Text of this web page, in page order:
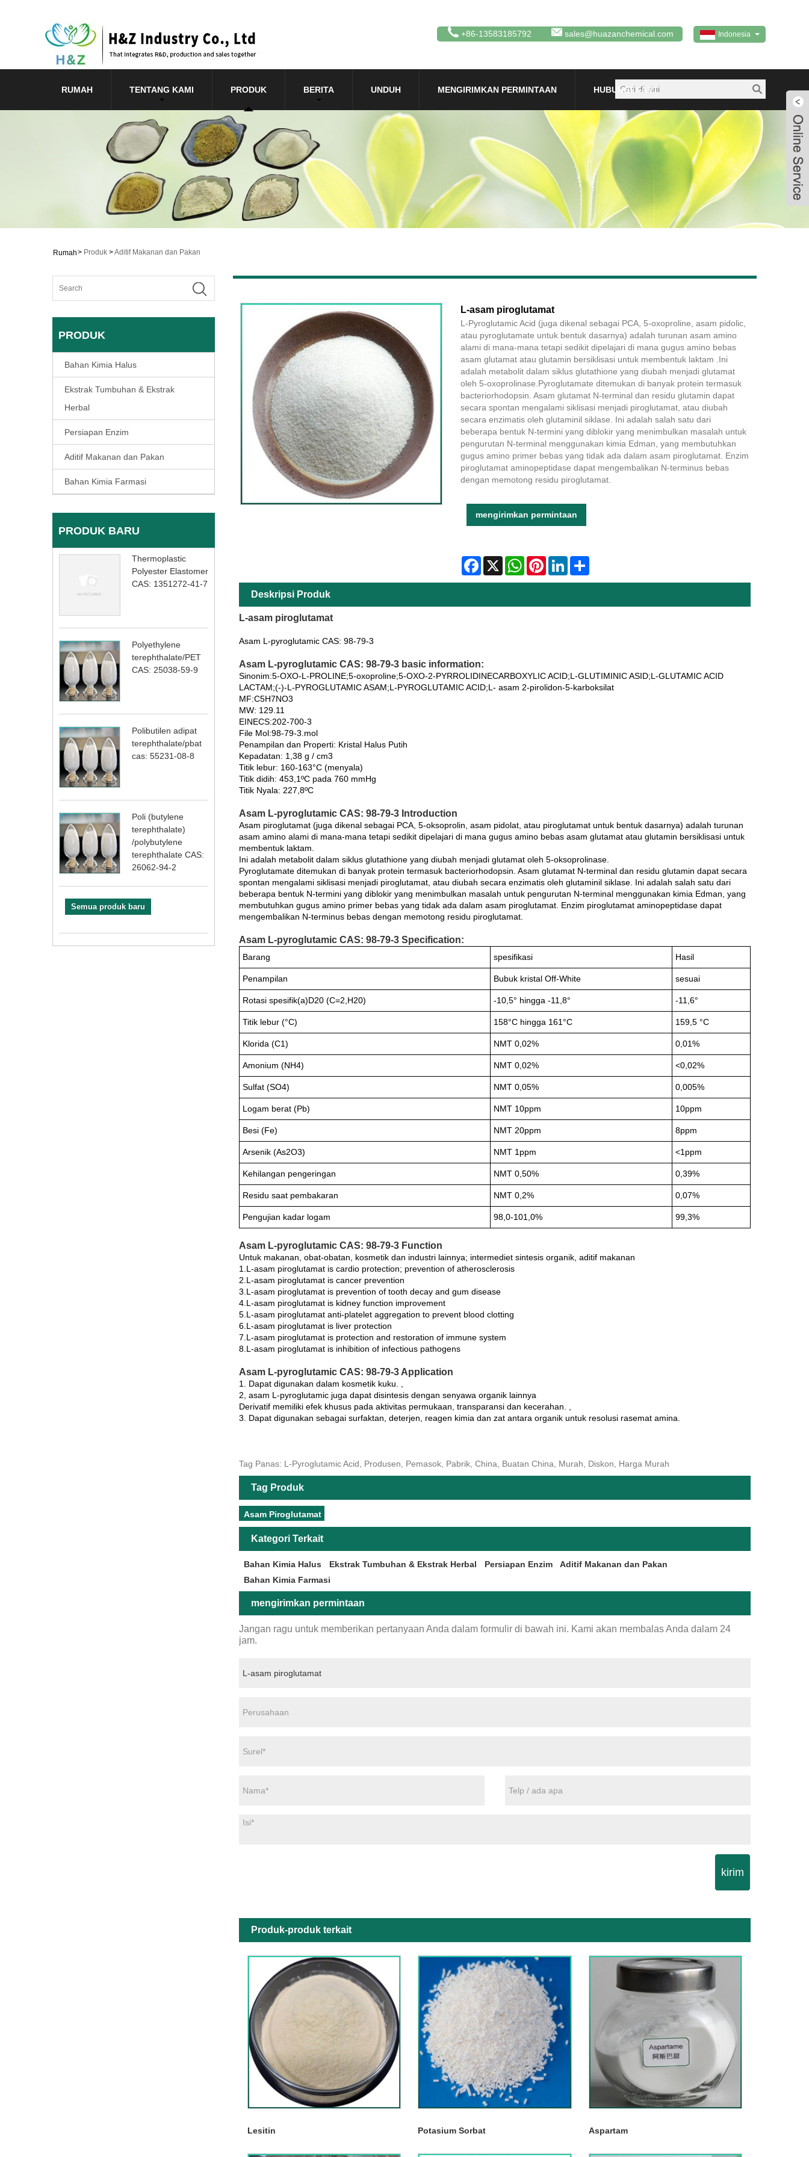
Indonesia
+86-13583185792 sales@huazanchemical.com
RUMAH TENTANG KAMI PRODUK BERITA UNDUH MENGIRIMKAN PERMINTAAN HUBUNGI KAMI
Rumah> Produk >Aditif Makanan dan Pakan
PRODUK
Bahan Kimia Halus
Ekstrak Tumbuhan & Ekstrak
Herbal
Persiapan Enzim
Aditif Makanan dan Pakan
Bahan Kimia Farmasi
PRODUK BARU
Thermoplastic
Polyester Elastomer
CAS: 1351272-41-7
Polyethylene
terephthalate/PET
CAS: 25038-59-9
Polibutilen adipat
terephthalate/pbat
cas: 55231-08-8
Poli (butylene
terephthalate)
/polybutylene
terephthalate CAS:
26062-94-2
Semua produk baru
L-asam piroglutamat
L-Pyroglutamic Acid (juga dikenal sebagai PCA, 5-oxoproline, asam pidolic,
atau pyroglutamate untuk bentuk dasarnya) adalah turunan asam amino
alami di mana-mana tetapi sedikit dipelajari di mana gugus amino bebas
asam glutamat atau glutamin bersiklisasi untuk membentuk laktam .Ini
adalah metabolit dalam siklus glutathione yang diubah menjadi glutamat
oleh 5-oxoprolinase.Pyroglutamate ditemukan di banyak protein termasuk
bacteriorhodopsin. Asam glutamat N-terminal dan residu glutamin dapat
secara spontan mengalami siklisasi menjadi piroglutamat, atau diubah
secara enzimatis oleh glutaminil siklase. Ini adalah salah satu dari
beberapa bentuk N-termini yang diblokir yang menimbulkan masalah untuk
pengurutan N-terminal menggunakan kimia Edman, yang membutuhkan
gugus amino primer bebas yang tidak ada dalam asam piroglutamat. Enzim
piroglutamat aminopeptidase dapat mengembalikan N-terminus bebas
dengan memotong residu piroglutamat.
mengirimkan permintaan
Facebook
X WhatsAppPinterestLinkedInShare
Deskripsi Produk
L-asam piroglutamat
Asam L-pyroglutamic CAS: 98-79-3
Asam L-pyroglutamic CAS: 98-79-3 basic information:
Sinonim:5-OXO-L-PROLINE;5-oxoproline;5-OXO-2-PYRROLIDINECARBOXYLIC ACID;L-GLUTIMINIC ASID;L-GLUTAMIC ACID
LACTAM;(-)-L-PYROGLUTAMIC ASAM;L-PYROGLUTAMIC ACID;L- asam 2-pirolidon-5-karboksilat
MF:C5H7NO3
MW: 129.11
EINECS:202-700-3
File Mol:98-79-3.mol
Penampilan dan Properti: Kristal Halus Putih
Kepadatan: 1,38 g / cm3
Titik lebur: 160-163°C (menyala)
Titik didih: 453,1ºC pada 760 mmHg
Titik Nyala: 227,8ºC
Asam L-pyroglutamic CAS: 98-79-3 Introduction
Asam piroglutamat (juga dikenal sebagai PCA, 5-oksoprolin, asam pidolat, atau piroglutamat untuk bentuk dasarnya) adalah turunan
asam amino alami di mana-mana tetapi sedikit dipelajari di mana gugus amino bebas asam glutamat atau glutamin bersiklisasi untuk
membentuk laktam.
Ini adalah metabolit dalam siklus glutathione yang diubah menjadi glutamat oleh 5-oksoprolinase.
Pyroglutamate ditemukan di banyak protein termasuk bacteriorhodopsin. Asam glutamat N-terminal dan residu glutamin dapat secara
spontan mengalami siklisasi menjadi piroglutamat, atau diubah secara enzimatis oleh glutaminil siklase. Ini adalah salah satu dari
beberapa bentuk N-termini yang diblokir yang menimbulkan masalah untuk pengurutan N-terminal menggunakan kimia Edman, yang
membutuhkan gugus amino primer bebas yang tidak ada dalam asam piroglutamat. Enzim piroglutamat aminopeptidase dapat
mengembalikan N-terminus bebas dengan memotong residu piroglutamat.
Asam L-pyroglutamic CAS: 98-79-3 Specification:
Barang spesifikasi Hasil
Penampilan Bubuk kristal Off-White sesuai
Rotasi spesifik(a)D20 (C=2,H20) -10,5° hingga -11,8° -11,6°
Titik lebur (°C) 158°C hingga 161°C 159,5 °C
Klorida (C1) NMT 0,02% 0,01%
Amonium (NH4) NMT 0,02% <0,02%
Sulfat (SO4) NMT 0,05% 0,005%
Logam berat (Pb) NMT 10ppm 10ppm
Besi (Fe) NMT 20ppm 8ppm
Arsenik (As2O3) NMT 1ppm <1ppm
Kehilangan pengeringan NMT 0,50% 0,39%
Residu saat pembakaran NMT 0,2% 0,07%
Pengujian kadar logam 98,0-101,0% 99,3%
Asam L-pyroglutamic CAS: 98-79-3 Function
Untuk makanan, obat-obatan, kosmetik dan industri lainnya; intermediet sintesis organik, aditif makanan
1.L-asam piroglutamat is cardio protection; prevention of atherosclerosis
2.L-asam piroglutamat is cancer prevention
3.L-asam piroglutamat is prevention of tooth decay and gum disease
4.L-asam piroglutamat is kidney function improvement
5.L-asam piroglutamat anti-platelet aggregation to prevent blood clotting
6.L-asam piroglutamat is liver protection
7.L-asam piroglutamat is protection and restoration of immune system
8.L-asam piroglutamat is inhibition of infectious pathogens
Asam L-pyroglutamic CAS: 98-79-3 Application
1. Dapat digunakan dalam kosmetik kuku. ,
2, asam L-pyroglutamic juga dapat disintesis dengan senyawa organik lainnya
Derivatif memiliki efek khusus pada aktivitas permukaan, transparansi dan kecerahan. ,
3. Dapat digunakan sebagai surfaktan, deterjen, reagen kimia dan zat antara organik untuk resolusi rasemat amina.
Tag Panas: L-Pyroglutamic Acid, Produsen, Pemasok, Pabrik, China, Buatan China, Murah, Diskon, Harga Murah
Tag Produk
Asam Piroglutamat
Kategori Terkait
Bahan Kimia Halus Ekstrak Tumbuhan & Ekstrak Herbal Persiapan Enzim
Aditif Makanan dan Pakan
Bahan Kimia Farmasi
mengirimkan permintaan
Jangan ragu untuk memberikan pertanyaan Anda dalam formulir di bawah ini. Kami akan membalas Anda dalam 24
jam.
kirim
Produk-produk terkait
Lesitin Potasium Sorbat Aspartam